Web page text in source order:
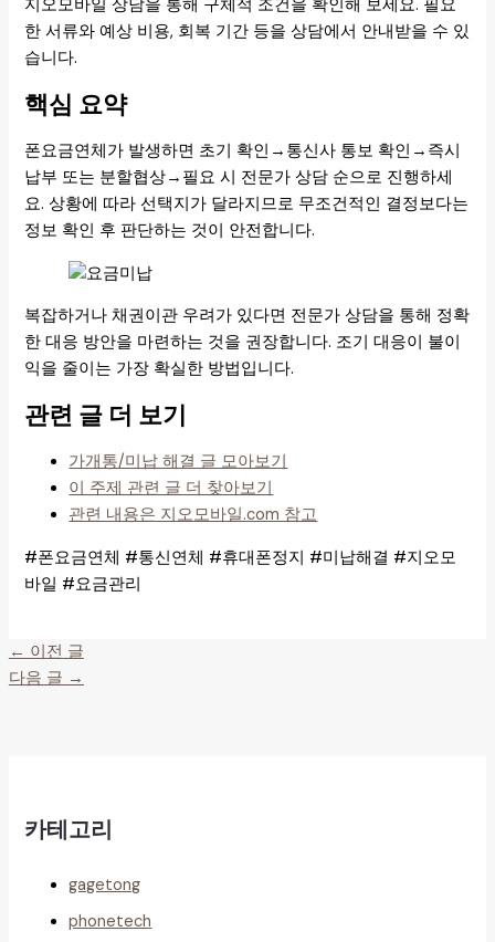
지오모바일 상담을 통해 구체적 조건을 확인해 보세요. 필요
한 서류와 예상 비용, 회복 기간 등을 상담에서 안내받을 수 있
습니다.
핵심 요약
폰요금연체가 발생하면 초기 확인→통신사 통보 확인→즉시
납부 또는 분할협상→필요 시 전문가 상담 순으로 진행하세
요. 상황에 따라 선택지가 달라지므로 무조건적인 결정보다는
정보 확인 후 판단하는 것이 안전합니다.
복잡하거나 채권이관 우려가 있다면 전문가 상담을 통해 정확
한 대응 방안을 마련하는 것을 권장합니다. 조기 대응이 불이
익을 줄이는 가장 확실한 방법입니다.
관련 글 더 보기
가개통/미납 해결 글 모아보기
이 주제 관련 글 더 찾아보기
관련 내용은 지오모바일.com 참고
#폰요금연체 #통신연체 #휴대폰정지 #미납해결 #지오모
바일 #요금관리
← 이전 글
다음 글 →
카테고리
gagetong
phonetech